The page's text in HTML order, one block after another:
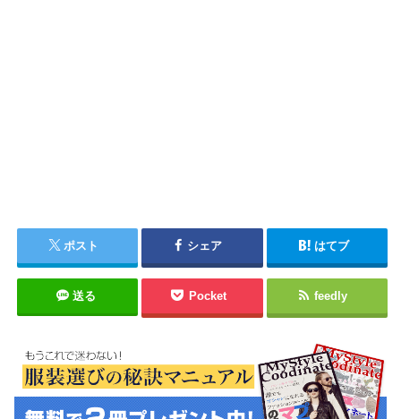
ポスト シェア はてブ
送る Pocket feedly